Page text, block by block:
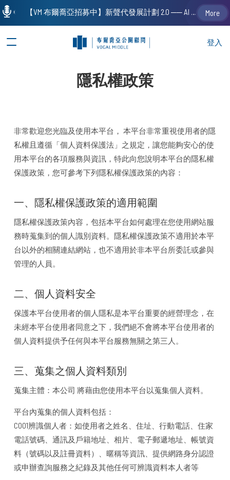
登入
隱私權政策
非常歡迎您光臨及使用本平台， 本平台非常重視使用者的隱
私權且遵循「個人資料保護法」之規定，讓您能夠安心的使
用本平台的各項服務與資訊，特此向您說明本平台的隱私權
保護政策，您可參考下列隱私權保護政策的內容：
一、隱私權保護政策的適用範圍
隱私權保護政策內容，包括本平台如何處理在您使用網站服
務時蒐集到的個人識別資料。隱私權保護政策不適用於本平
台以外的相關連結網站，也不適用於非本平台所委託或參與
管理的人員。
二、個人資料安全
保護本平台使用者的個人隱私是本平台重要的經營理念，在
未經本平台使用者同意之下，我們絕不會將本平台使用者的
個人資料提供予任何與本平台服務無關之第三人。
三、蒐集之個人資料類別
蒐集主體：本公司 將藉由您使用本平台以蒐集個人資料。
平台內蒐集的個人資料包括：
C001辨識個人者：如使用者之姓名、住址、行動電話、住家
電話號碼、通訊及戶籍地址、相片、電子郵遞地址、帳號資
料（號碼以及註冊資料）、暱稱等資訊、提供網路身分認證
或申辦查詢服務之紀錄及其他任何可辨識資料本人者等
【VM 布爾喬亞招募中】新聲代發展計劃 2.0 ── AI PR 人才加速養成計劃（歡迎「應屆畢業生」、「一年以下相關 / 三年以下非相關經驗工作者」申請加入） More